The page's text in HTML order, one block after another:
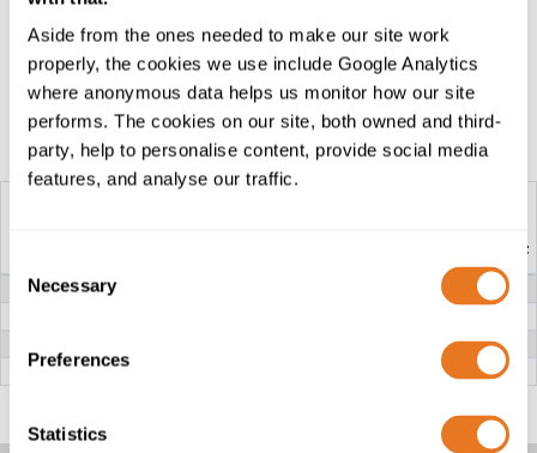
Aside from the ones needed to make our site work
properly, the cookies we use include Google Analytics
where anonymous data helps us monitor how our site
performs. The cookies on our site, both owned and third-
party, help to personalise content, provide social media
features, and analyse our traffic.
Selection
Necessary
Preferences
Statistics
nossa equipa.
Mesa de construção
CABO H05GGH2-F
TENSÃO NOMINAL
Borracha EVA (Etileno-Acetato de Vinilo)
BAINHA EXTERNA